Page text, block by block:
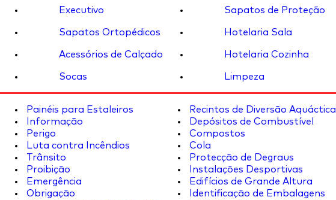
Executivo
Sapatos Ortopédicos
Acessórios de Calçado
Socas
Sapatos de Proteção
Hotelaria Sala
Hotelaria Cozinha
Limpeza
Painéis para Estaleiros
Informação
Perigo
Luta contra Incêndios
Trânsito
Proibição
Emergência
Obrigação
Recintos de Diversão Aquáctica
Depósitos de Combustível
Compostos
Cola
Protecção de Degraus
Instalações Desportivas
Edifícios de Grande Altura
Identificação de Embalagens